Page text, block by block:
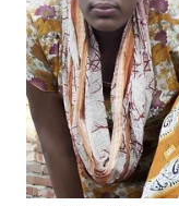
HEALTH
WAHANA
DESA
WISATA
LAPAK
WAHANA